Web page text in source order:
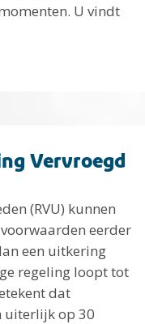
U vindt
Vervroegd
(RVU) kunnen
eerder
een uitkering
regeling loopt tot
dat
uiterlijk op 30